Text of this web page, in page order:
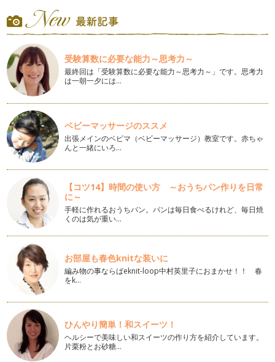
でしょうか。お子様のご入園、ご入学…
WBC(ワールド・ベースボール・クラシック)ロゴの色
日本時間で3月20日まで開催されているWBC。皆さまの中で
も、ご覧になられている方がいらっ…
2013年春夏トレンド情報
節分も過ぎて、暦の上では「春」！ 冬の重たい色から、春の
軽やかなきれいな色をファッションに…
始まりの色
2013年が始まり2週間が過ぎました。本年も、皆さまとご家族
さまが彩り豊かに笑顔で過ごせる…
カラーダイアリー
早いもので、今年もあとわずかですね。皆さまにとって、今年
は、どの様な1年となりましたか? …
パパもおしゃれに！－スーツコーディネート－
12月になるとパパも忘年会やお取引様への挨拶などで、普
段、スーツは着ない！！というパパもス…
パーティーシーズン到来! 洗練されたオシャレママに♪
立冬も過ぎて、街はクリスマスイルミネーションに彩られ、
2012年も終りが近付いて来ましたね…
紅葉は秋の女神さま
関東地方でも、早いところは、そろそろ紅葉が始まっているよ
うですね。皆様のお住まいの地域はい…
受験算数に必要な能力～思考力～
最終回は「受験算数に必要な能力～思考力～」です。思考力
は一朝一夕には…
ベビーマッサージのススメ
出張メインのベビマ（ベビーマッサージ）教室です。赤ちゃ
んと一緒にいろ…
【コツ14】時間の使い方 ～おうちパン作りを日常
に～
手軽に作れるおうちパン。パンは毎日食べるけれど、毎日焼
くのは気が重い…
お部屋も春色knitな装いに
編み物の事ならばeknit-loop中村英里子におまかせ！！ 春
をk…
ひんやり簡単！和スイーツ！
ヘルシーで美味しい和スイーツの作り方を紹介しています。
片栗粉とお砂糖…